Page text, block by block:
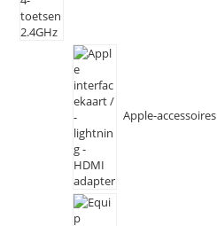
Apple-accessoires